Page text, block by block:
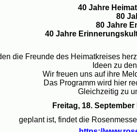
40 Jahre
80
80 Jahre
40 Jahre
die Freunde des Heimatkreises
Ideen zu
Wir freuen uns auf ihre
Das Programm wird hier
Gleichzeitig zu
Freitag, 18.
geplant ist, findet die